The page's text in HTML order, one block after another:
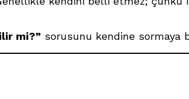
mi?” sorusunu kendine sormaya